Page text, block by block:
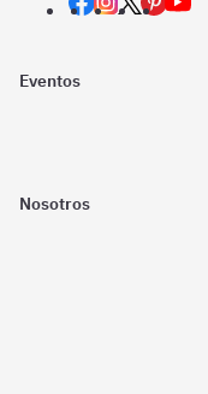
Eventos
Nosotros